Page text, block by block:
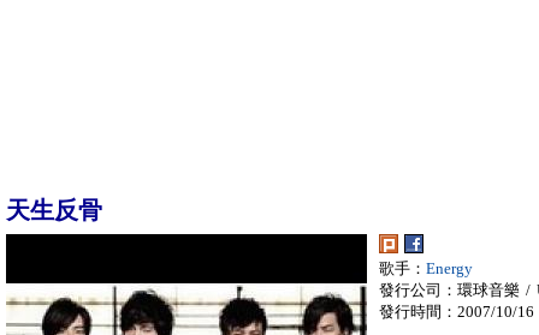
天生反骨
歌手： Energy
發行公司：環球音樂 /
發行時間：2007/10/16